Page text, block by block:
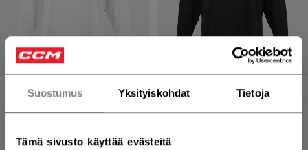
Suostumus Yksityiskohdat Tietoja
Tämä sivusto käyttää evästeitä
MID HARJOITUSPAIDAT
49,90 €
MID HARJOITUSPAIDAT